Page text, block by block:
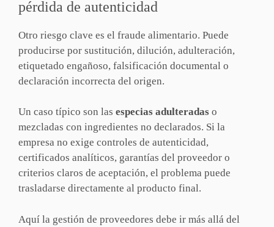
pérdida de autenticidad
Otro riesgo clave es el fraude alimentario. Puede
producirse por sustitución, dilución, adulteración,
etiquetado engañoso, falsificación documental o
declaración incorrecta del origen.
Un caso típico son las especias adulteradas o
mezcladas con ingredientes no declarados. Si la
empresa no exige controles de autenticidad,
certificados analíticos, garantías del proveedor o
criterios claros de aceptación, el problema puede
trasladarse directamente al producto final.
Aquí la gestión de proveedores debe ir más allá del